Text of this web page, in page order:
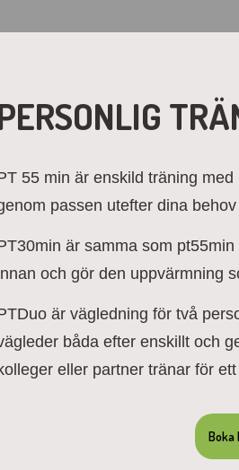
55 min är enskild träning
passen utefter dina behov
är samma som
och gör den uppvärmning
är vägledning för två
båda efter enskillt och
eller partner tränar för
Boka